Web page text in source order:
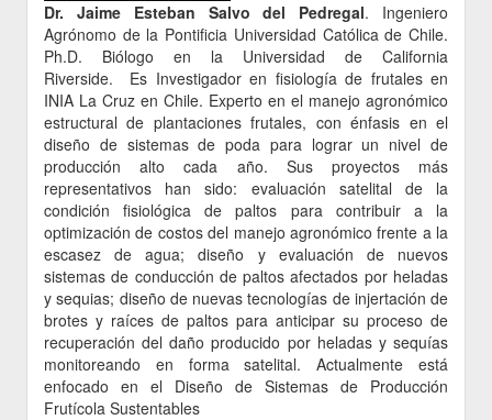
Dr. Jaime Esteban Salvo del Pedregal. Ingeniero
Agrónomo de la Pontificia Universidad Católica de Chile.
Ph.D. Biólogo en la Universidad de California
Riverside. Es Investigador en fisiología de frutales en
INIA La Cruz en Chile. Experto en el manejo agronómico
estructural de plantaciones frutales, con énfasis en el
diseño de sistemas de poda para lograr un nivel de
producción alto cada año. Sus proyectos más
representativos han sido: evaluación satelital de la
condición fisiológica de paltos para contribuir a la
optimización de costos del manejo agronómico frente a la
escasez de agua; diseño y evaluación de nuevos
sistemas de conducción de paltos afectados por heladas
y sequias; diseño de nuevas tecnologías de injertación de
brotes y raíces de paltos para anticipar su proceso de
recuperación del daño producido por heladas y sequías
monitoreando en forma satelital. Actualmente está
enfocado en el Diseño de Sistemas de Producción
Frutícola Sustentables